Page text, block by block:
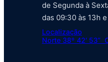
de Segunda à
das 09:30 às 13h
Localização
Norte 38º 42′ 53”